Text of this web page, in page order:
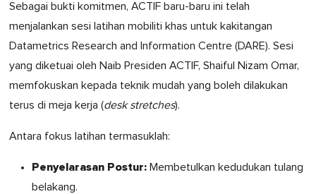
Sebagai bukti komitmen, ACTIF baru-baru ini telah
menjalankan sesi latihan mobiliti khas untuk kakitangan
Datametrics Research and Information Centre (DARE). Sesi
yang diketuai oleh Naib Presiden ACTIF, Shaiful Nizam Omar,
memfokuskan kepada teknik mudah yang boleh dilakukan
terus di meja kerja (desk stretches).
Antara fokus latihan termasuklah:
Penyelarasan Postur: Membetulkan kedudukan tulang
belakang.